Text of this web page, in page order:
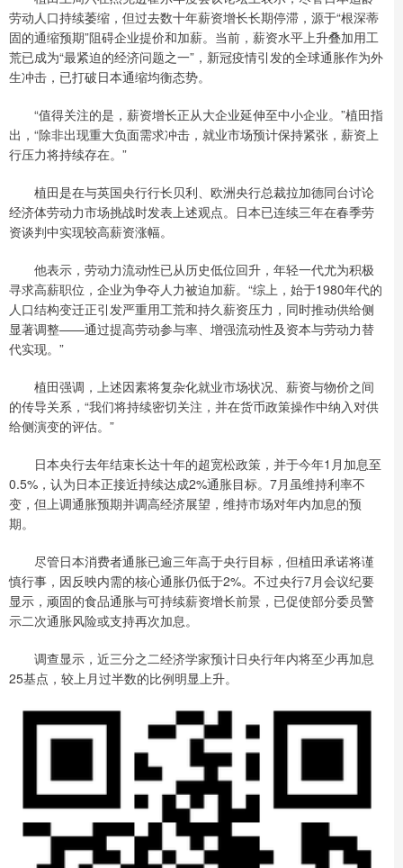
劳动人口持续萎缩，但过去数十年薪资增长长期停滞，源于“根深蒂
固的通缩预期”阻碍企业提价和加薪。当前，薪资水平上升叠加用工
荒已成为“最紧迫的经济问题之一”，新冠疫情引发的全球通胀作为外
生冲击，已打破日本通缩均衡态势。
“值得关注的是，薪资增长正从大企业延伸至中小企业。”植田指
出，“除非出现重大负面需求冲击，就业市场预计保持紧张，薪资上
行压力将持续存在。”
植田是在与英国央行行长贝利、欧洲央行总裁拉加德同台讨论
经济体劳动力市场挑战时发表上述观点。日本已连续三年在春季劳
资谈判中实现较高薪资涨幅。
他表示，劳动力流动性已从历史低位回升，年轻一代尤为积极
寻求高薪职位，企业为争夺人力被迫加薪。“综上，始于1980年代的
人口结构变迁正引发严重用工荒和持久薪资压力，同时推动供给侧
显著调整——通过提高劳动参与率、增强流动性及资本与劳动力替
代实现。”
植田强调，上述因素将复杂化就业市场状况、薪资与物价之间
的传导关系，“我们将持续密切关注，并在货币政策操作中纳入对供
给侧演变的评估。”
日本央行去年结束长达十年的超宽松政策，并于今年1月加息至
0.5%，认为日本正接近持续达成2%通胀目标。7月虽维持利率不
变，但上调通胀预期并调高经济展望，维持市场对年内加息的预
期。
尽管日本消费者通胀已逾三年高于央行目标，但植田承诺将谨
慎行事，因反映内需的核心通胀仍低于2%。不过央行7月会议纪要
显示，顽固的食品通胀与可持续薪资增长前景，已促使部分委员警
示二次通胀风险或支持再次加息。
调查显示，近三分之二经济学家预计日央行年内将至少再加息
25基点，较上月过半数的比例明显上升。